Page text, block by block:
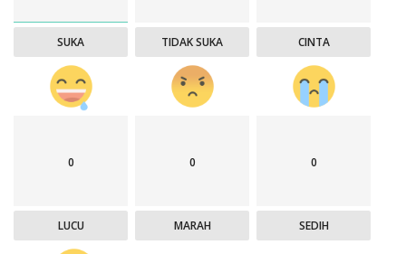
SUKA TIDAK SUKA CINTA
0
LUCU
0
MARAH
0
SEDIH